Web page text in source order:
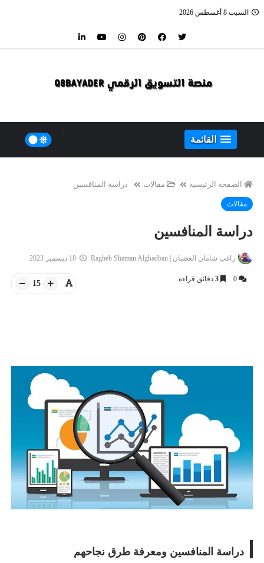
السبت 8 أغسطس 2026
القائمة
الصفحة الرئيسية مقالات دراسة المنافسين
مقالات
دراسة المنافسين
راغب شامان الغضبان | Ragheb Shaman Alghadban
0
3 دقائق قراءة 15
دراسة المنافسين ومعرفة طرق نجاحهم